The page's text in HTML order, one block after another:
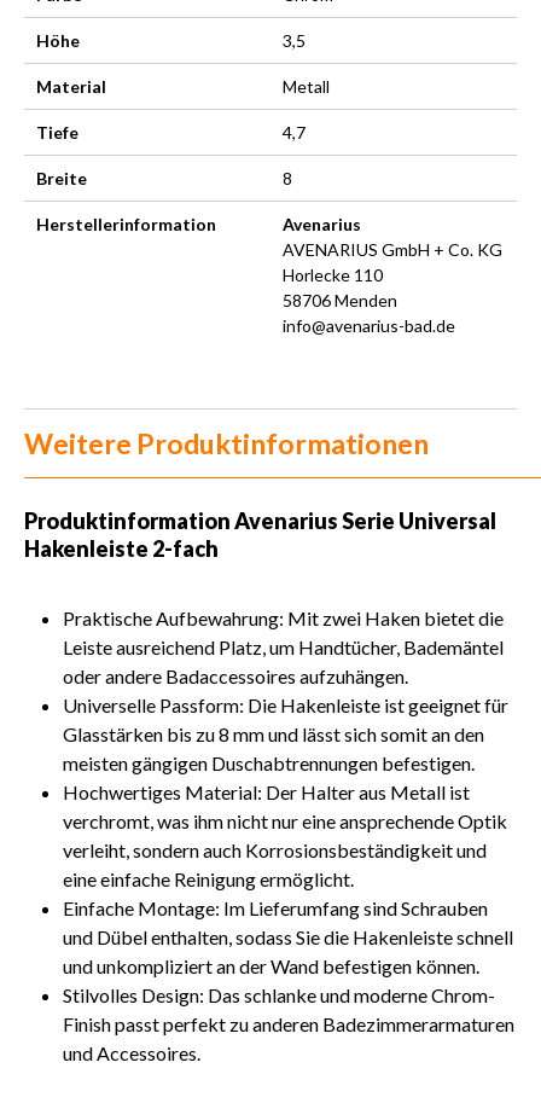
Höhe 3,5
Material Metall
Tiefe 4,7
Breite 8
Herstellerinformation
Avenarius
AVENARIUS GmbH + Co. KG
Horlecke 110
58706 Menden
info@avenarius-bad.de
Weitere Produktinformationen
ProduktinformationAvenarius Serie Universal
Hakenleiste 2-fach
Praktische Aufbewahrung: Mit zwei Haken bietet die
Leiste ausreichend Platz, um Handtücher, Bademäntel
oder andere Badaccessoires aufzuhängen.
Universelle Passform: Die Hakenleiste ist geeignet für
Glasstärken bis zu 8 mm und lässt sich somit an den
meisten gängigen Duschabtrennungen befestigen.
Hochwertiges Material: Der Halter aus Metall ist
verchromt, was ihm nicht nur eine ansprechende Optik
verleiht, sondern auch Korrosionsbeständigkeit und
eine einfache Reinigung ermöglicht.
Einfache Montage: Im Lieferumfang sind Schrauben
und Dübel enthalten, sodass Sie die Hakenleiste schnell
und unkompliziert an der Wand befestigen können.
Stilvolles Design: Das schlanke und moderne Chrom-
Finish passt perfekt zu anderen Badezimmerarmaturen
und Accessoires.